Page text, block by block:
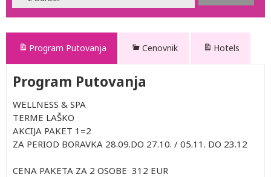
Program Putovanja Cenovnik Hotels
Program Putovanja
WELLNESS & SPA
TERME LAŠKO
AKCIJA PAKET 1=2
ZA PERIOD BORAVKA 28.09.DO 27.10. / 05.11. DO 23.12
CENA PAKETA ZA 2 OSOBE 312 EUR